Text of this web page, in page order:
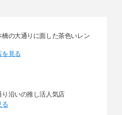
橋の大通りに面した茶色いレン
を見る
り沿いの推し活人気店
る